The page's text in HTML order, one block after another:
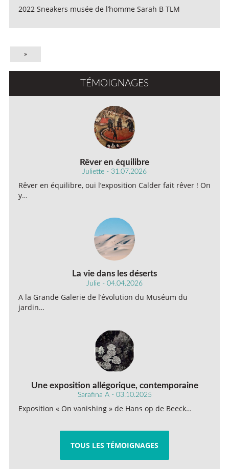
2022 Sneakers musée de l’homme Sarah B TLM
»
TÉMOIGNAGES
Rêver en équilibre
Juliette - 31.07.2026
Rêver en équilibre, oui l’exposition Calder fait rêver ! On
y…
La vie dans les déserts
Julie - 04.04.2026
A la Grande Galerie de l’évolution du Muséum du
jardin…
Une exposition allégorique, contemporaine
Sarafina A - 03.10.2025
Exposition « On vanishing » de Hans op de Beeck…
TOUS LES TÉMOIGNAGES